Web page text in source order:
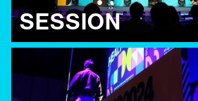
SESSION